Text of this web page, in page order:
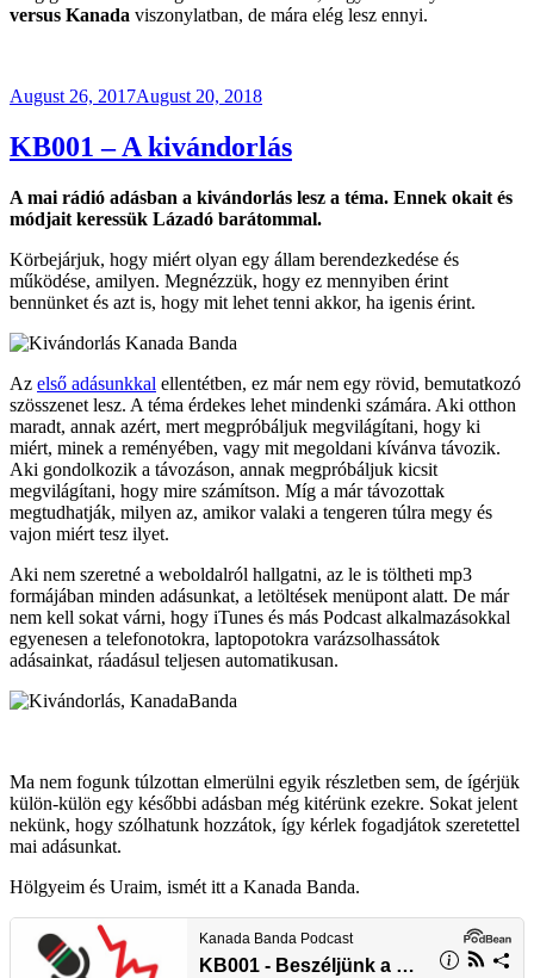
versus Kanada viszonylatban, de mára elég lesz ennyi.
Posted
August 26, 2017August 20, 2018
KB001 – A kivándorlás
A mai rádió adásban a kivándorlás lesz a téma. Ennek okait és
módjait keressük Lázadó barátommal.
Körbejárjuk, hogy miért olyan egy állam berendezkedése és
működése, amilyen. Megnézzük, hogy ez mennyiben érint
bennünket és azt is, hogy mit lehet tenni akkor, ha igenis érint.
Az első adásunkkal ellentétben, ez már nem egy rövid, bemutatkozó
szösszenet lesz. A téma érdekes lehet mindenki számára. Aki otthon
maradt, annak azért, mert megpróbáljuk megvilágítani, hogy ki
miért, minek a reményében, vagy mit megoldani kívánva távozik.
Aki gondolkozik a távozáson, annak megpróbáljuk kicsit
megvilágítani, hogy mire számítson. Míg a már távozottak
megtudhatják, milyen az, amikor valaki a tengeren túlra megy és
vajon miért tesz ilyet.
Aki nem szeretné a weboldalról hallgatni, az le is töltheti mp3
formájában minden adásunkat, a letöltések menüpont alatt. De már
nem kell sokat várni, hogy iTunes és más Podcast alkalmazásokkal
egyenesen a telefonotokra, laptopotokra varázsolhassátok
adásainkat, ráadásul teljesen automatikusan.
Ma nem fogunk túlzottan elmerülni egyik részletben sem, de ígérjük
külön-külön egy későbbi adásban még kitérünk ezekre. Sokat jelent
nekünk, hogy szólhatunk hozzátok, így kérlek fogadjátok szeretettel
mai adásunkat.
Hölgyeim és Uraim, ismét itt a Kanada Banda.